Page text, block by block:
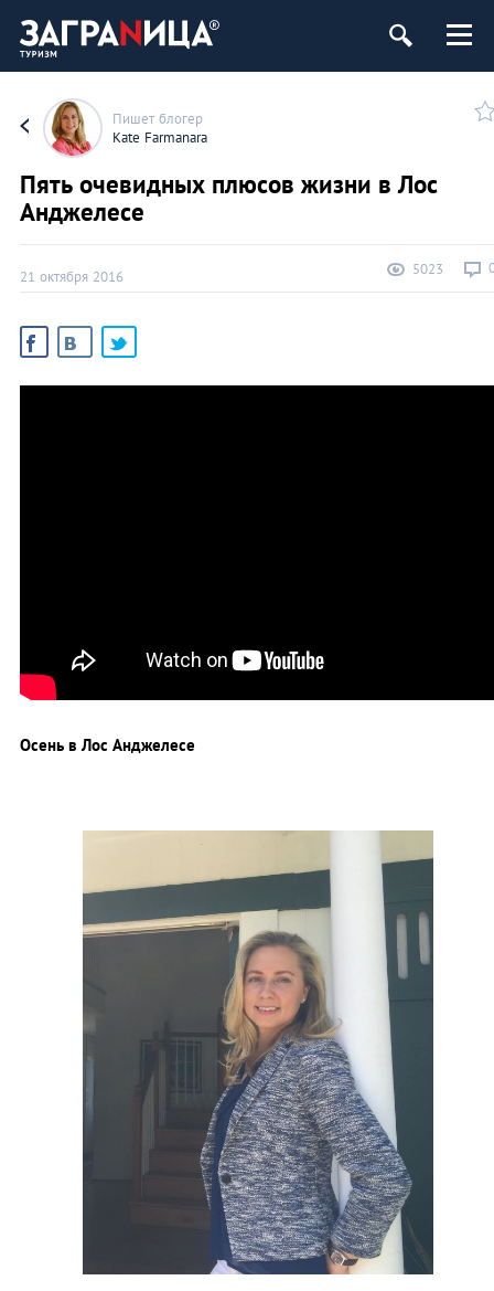
Пишет блогер
Kate Farmanara
Пять очевидных плюсов жизни в Лос
Анджелесе
21 октября 2016 5023
Осень в Лос Анджелесе